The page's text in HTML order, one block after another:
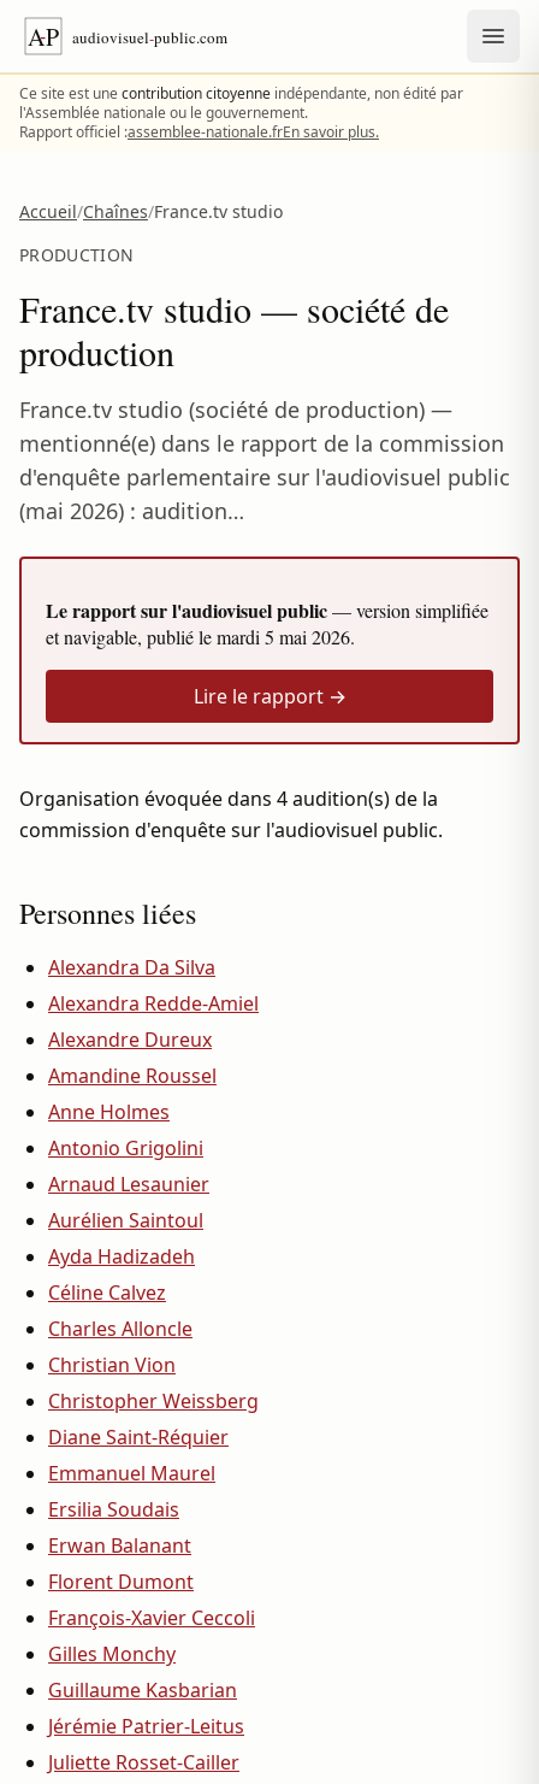
Aller au contenu
Ce site est unecontribution citoyenne indépendante, non édité par
l'Assemblée nationale ou le gouvernement.
Rapport officiel :assemblee-nationale.frEn savoir plus.
Accueil/Chaînes/France.tv studio
PRODUCTION
France.tv studio — société de
production
France.tv studio (société de production) —
mentionné(e) dans le rapport de la commission
d'enquête parlementaire sur l'audiovisuel public
(mai 2026) : audition…
Le rapport sur l'audiovisuel public— version simplifiée
et navigable, publié lemardi 5 mai 2026.
Lire le rapport →
Organisation évoquée dans 4 audition(s) de la
commission d'enquête sur l'audiovisuel public.
Personnes liées
Alexandra Da Silva
Alexandra Redde-Amiel
Alexandre Dureux
Amandine Roussel
Anne Holmes
Antonio Grigolini
Arnaud Lesaunier
Aurélien Saintoul
Ayda Hadizadeh
Céline Calvez
Charles Alloncle
Christian Vion
Christopher Weissberg
Diane Saint-Réquier
Emmanuel Maurel
Ersilia Soudais
Erwan Balanant
Florent Dumont
François-Xavier Ceccoli
Gilles Monchy
Guillaume Kasbarian
Jérémie Patrier-Leitus
Juliette Rosset-Cailler